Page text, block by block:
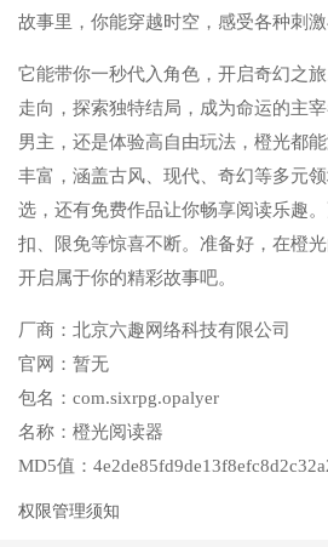
故事里，你能穿越时空，感受各种刺激
它能带你一秒代入角色，开启奇幻之
走向，探索独特结局，成为命运的主
男主，还是体验高自由玩法，橙光都
丰富，涵盖古风、现代、奇幻等多元
选，还有免费作品让你畅享阅读乐趣
扣、限免等惊喜不断。准备好，在橙光
开启属于你的精彩故事吧。
厂商： 北京六趣网络科技有限公司
官网： 暂无
包名： com.sixrpg.opalyer
名称： 橙光阅读器
MD5值：
权限管理须知